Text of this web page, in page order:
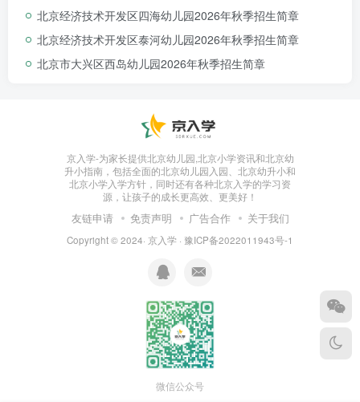
北京经济技术开发区四海幼儿园2026年秋季招生简章
北京经济技术开发区泰河幼儿园2026年秋季招生简章
北京市大兴区西岛幼儿园2026年秋季招生简章
京入学-为家长提供北京幼儿园,北京小学资讯和北京幼
升小指南，包括全面的北京幼儿园入园、北京幼升小和
北京小学入学方针，同时还有各种北京入学的学习资
源，让孩子的成长更高效、更美好！
友链申请 免责声明 广告合作 关于我们
Copyright © 2024· 京入学 · 豫ICP备2022011943号-1
微信公众号